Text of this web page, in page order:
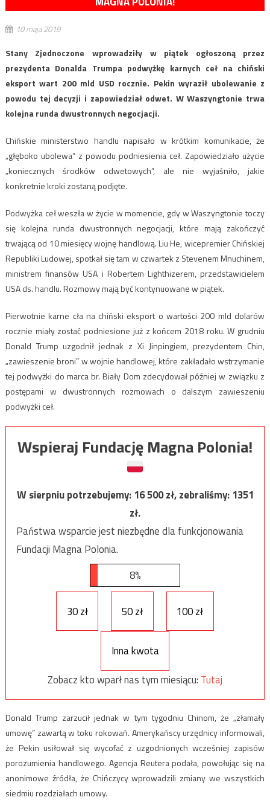
10 maja 2019
Stany Zjednoczone wprowadziły w piątek ogłoszoną przez
prezydenta Donalda Trumpa podwyżkę karnych ceł na chiński
eksport wart 200 mld USD rocznie. Pekin wyraził ubolewanie z
powodu tej decyzji i zapowiedział odwet. W Waszyngtonie trwa
kolejna runda dwustronnych negocjacji.
Chińskie ministerstwo handlu napisało w krótkim komunikacie, że
„głęboko ubolewa” z powodu podniesienia ceł. Zapowiedziało użycie
„koniecznych środków odwetowych”, ale nie wyjaśniło, jakie
konkretnie kroki zostaną podjęte.
Podwyżka ceł weszła w życie w momencie, gdy w Waszyngtonie toczy
się kolejna runda dwustronnych negocjacji, które mają zakończyć
trwającą od 10 miesięcy wojnę handlową. Liu He, wicepremier Chińskiej
Republiki Ludowej, spotkał się tam w czwartek z Stevenem Mnuchinem,
ministrem finansów USA i Robertem Lighthizerem, przedstawicielem
USA ds. handlu. Rozmowy mają być kontynuowane w piątek.
Pierwotnie karne cła na chiński eksport o wartości 200 mld dolarów
rocznie miały zostać podniesione już z końcem 2018 roku. W grudniu
Donald Trump uzgodnił jednak z Xi Jinpingiem, prezydentem Chin,
„zawieszenie broni” w wojnie handlowej, które zakładało wstrzymanie
tej podwyżki do marca br. Biały Dom zdecydował później w związku z
postępami w dwustronnych rozmowach o dalszym zawieszeniu
podwyżki ceł.
Wspieraj Fundację Magna Polonia!
W sierpniu potrzebujemy:16 500zł, zebraliśmy:1351
zł.
Państwa wsparcie jest niezbędne dla funkcjonowania
Fundacji Magna Polonia.
8%
30 zł 50 zł 100 zł
Inna kwota
Zobacz kto wparł nas tym miesiącu: Tutaj
Donald Trump zarzucił jednak w tym tygodniu Chinom, że „złamały
umowę” zawartą w toku rokowań. Amerykańscy urzędnicy informowali,
że Pekin usiłował się wycofać z uzgodnionych wcześniej zapisów
porozumienia handlowego. Agencja Reutera podała, powołując się na
anonimowe źródła, że Chińczycy wprowadzili zmiany we wszystkich
siedmiu rozdziałach umowy.